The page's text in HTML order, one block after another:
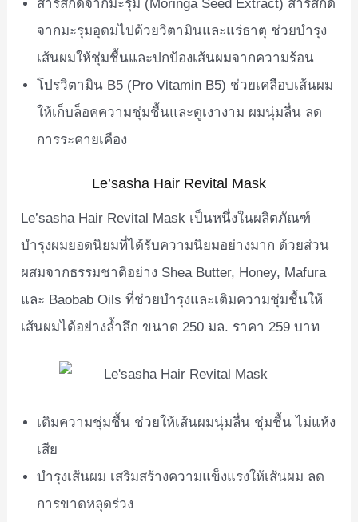
สารสกัดจากมะรุม (Moringa Seed Extract) สารสกัด
จากมะรุมอุดมไปด้วยวิตามินและแร่ธาตุ ช่วยบำรุง
เส้นผมให้ชุ่มชื้นและปกป้องเส้นผมจากความร้อน
โปรวิตามิน B5 (Pro Vitamin B5) ช่วยเคลือบเส้นผม
ให้เก็บล็อคความชุ่มชื้นและดูเงางาม ผมนุ่มลื่น ลด
การระคายเคือง
Le’sasha Hair Revital Mask
Le’sasha Hair Revital Mask เป็นหนึ่งในผลิตภัณฑ์
บำรุงผมยอดนิยมที่ได้รับความนิยมอย่างมาก ด้วยส่วน
ผสมจากธรรมชาติอย่าง Shea Butter, Honey, Mafura
และ Baobab Oils ที่ช่วยบำรุงและเติมความชุ่มชื้นให้
เส้นผมได้อย่างล้ำลึก ขนาด 250 มล. ราคา 259 บาท
เติมความชุ่มชื้น ช่วยให้เส้นผมนุ่มลื่น ชุ่มชื้น ไม่แห้ง
เสีย
บำรุงเส้นผม เสริมสร้างความแข็งแรงให้เส้นผม ลด
การขาดหลุดร่วง